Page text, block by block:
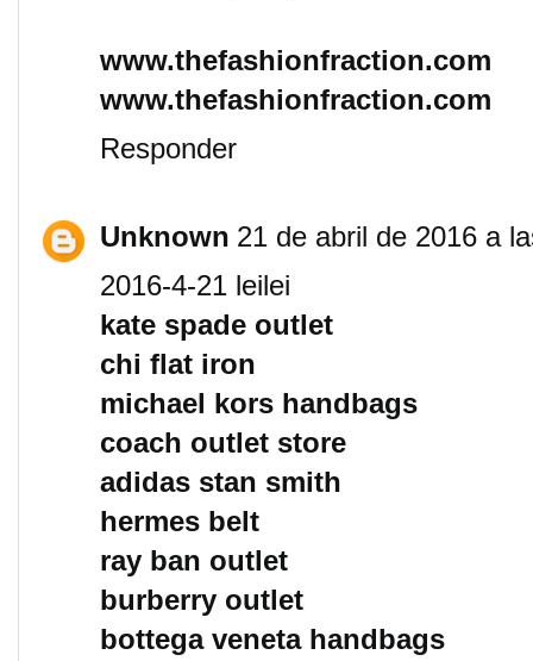
www.thefashionfraction.com
www.thefashionfraction.com
Responder
Unknown 21 de abril de 2016 a
2016-4-21 leilei
kate spade outlet
chi flat iron
michael kors handbags
coach outlet store
adidas stan smith
hermes belt
ray ban outlet
burberry outlet
bottega veneta handbags